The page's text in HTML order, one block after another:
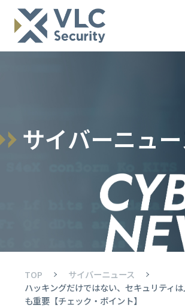
サイバーニュー
TOP
サイバーニュース
ハッキングだけではない、セキュリティ
も重要【チェック・ポイント】